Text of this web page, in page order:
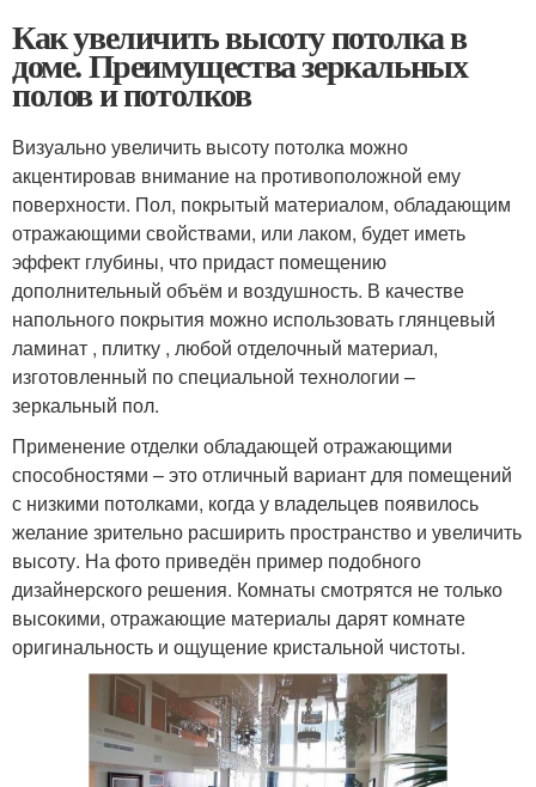
Как увеличить высоту потолка в
доме. Преимущества зеркальных
полов и потолков
Визуально увеличить высоту потолка можно
акцентировав внимание на противоположной ему
поверхности. Пол, покрытый материалом, обладающим
отражающими свойствами, или лаком, будет иметь
эффект глубины, что придаст помещению
дополнительный объём и воздушность. В качестве
напольного покрытия можно использовать глянцевый
ламинат , плитку , любой отделочный материал,
изготовленный по специальной технологии –
зеркальный пол.
Применение отделки обладающей отражающими
способностями – это отличный вариант для помещений
с низкими потолками, когда у владельцев появилось
желание зрительно расширить пространство и увеличить
высоту. На фото приведён пример подобного
дизайнерского решения. Комнаты смотрятся не только
высокими, отражающие материалы дарят комнате
оригинальность и ощущение кристальной чистоты.